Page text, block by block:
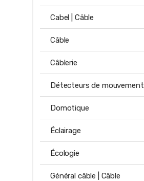
Cabel | Câble
Câble
Câblerie
Détecteurs de mouvement
Domotique
Éclairage
Écologie
Général câble | Câble